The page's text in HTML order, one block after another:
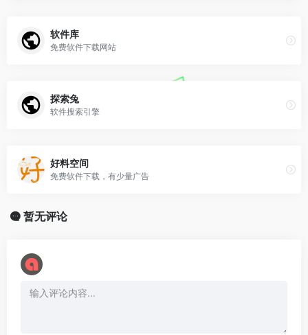
软件库
免费软件下载网站
探索兔
软件搜索引擎
好料空间
免费软件下载，有少量广告
暂无评论